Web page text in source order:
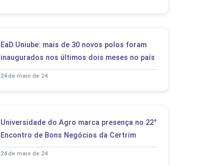
EaD Uniube: mais de 30 novos polos foram
inaugurados nos últimos dois meses no país
24 de maio de 24
Universidade do Agro marca presença no 22°
Encontro de Bons Negócios da Certrim
24 de maio de 24